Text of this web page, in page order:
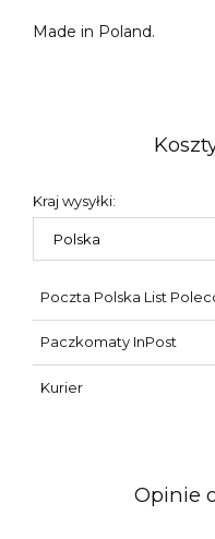
Made in Poland.
Kraj wysyłki:
Poczta Polska List
Paczkomaty InPost
Kurier
Opinie